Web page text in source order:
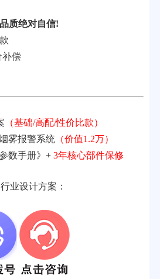
质绝对自信!
补偿
（基础/高配/性价比款）
雾报警系统（价值1.2万）
数手册》+ 3年核心部件保修
业设计方案：